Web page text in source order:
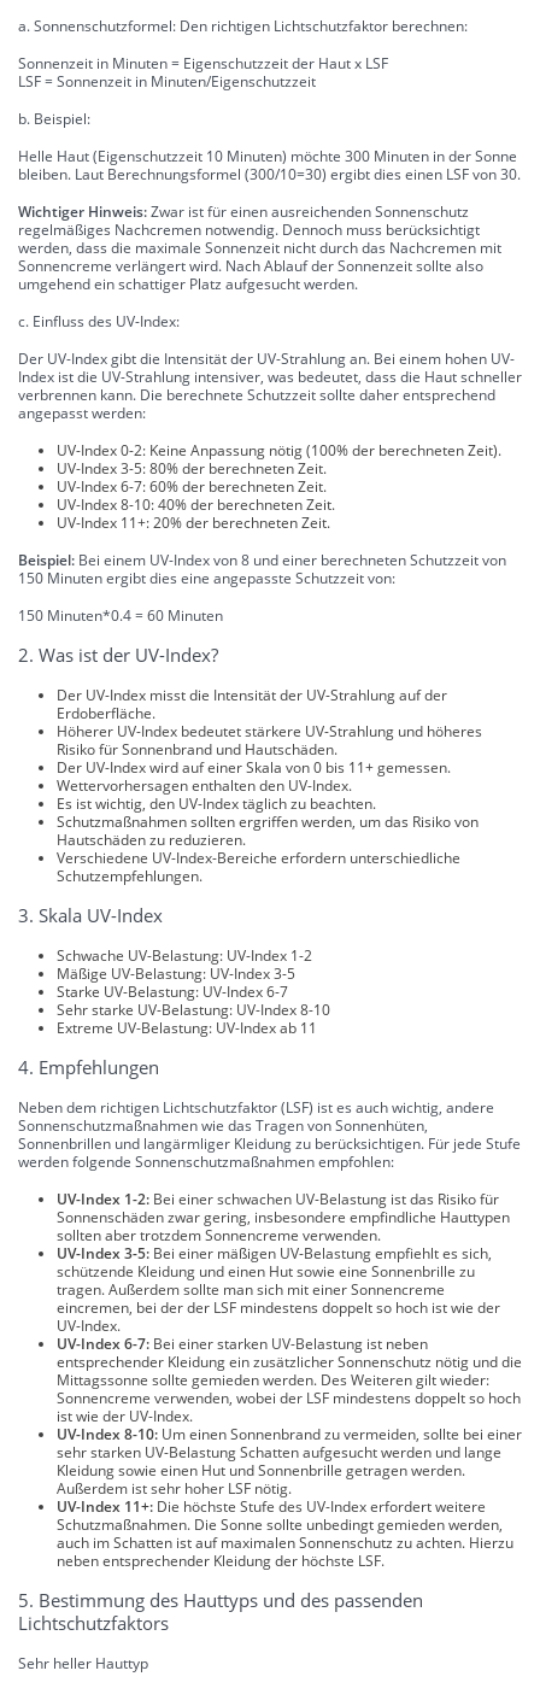
a. Sonnenschutzformel: Den richtigen Lichtschutzfaktor berechnen:
Sonnenzeit in Minuten = Eigenschutzzeit der Haut x LSF
LSF = Sonnenzeit in Minuten/Eigenschutzzeit
b. Beispiel:
Helle Haut (Eigenschutzzeit 10 Minuten) möchte 300 Minuten in der Sonne
bleiben. Laut Berechnungsformel (300/10=30) ergibt dies einen LSF von 30.
Wichtiger Hinweis:Zwar ist für einen ausreichenden Sonnenschutz
regelmäßiges Nachcremen notwendig. Dennoch muss berücksichtigt
werden, dass die maximale Sonnenzeit nicht durch das Nachcremen mit
Sonnencreme verlängert wird. Nach Ablauf der Sonnenzeit sollte also
umgehend ein schattiger Platz aufgesucht werden.
c. Einfluss des UV-Index:
Der UV-Index gibt die Intensität der UV-Strahlung an. Bei einem hohen UV-
Index ist die UV-Strahlung intensiver, was bedeutet, dass die Haut schneller
verbrennen kann. Die berechnete Schutzzeit sollte daher entsprechend
angepasst werden:
UV-Index 0-2: Keine Anpassung nötig (100% der berechneten Zeit).
UV-Index 3-5: 80% der berechneten Zeit.
UV-Index 6-7: 60% der berechneten Zeit.
UV-Index 8-10: 40% der berechneten Zeit.
UV-Index 11+: 20% der berechneten Zeit.
Beispiel: Bei einem UV-Index von 8 und einer berechneten Schutzzeit von
150 Minuten ergibt dies eine angepasste Schutzzeit von:
150 Minuten*0.4 = 60 Minuten
2. Was ist der UV-Index?
Der UV-Index misst die Intensität der UV-Strahlung auf der
Erdoberfläche.
Höherer UV-Index bedeutet stärkere UV-Strahlung und höheres
Risiko für Sonnenbrand und Hautschäden.
Der UV-Index wird auf einer Skala von 0 bis 11+ gemessen.
Wettervorhersagen enthalten den UV-Index.
Es ist wichtig, den UV-Index täglich zu beachten.
Schutzmaßnahmen sollten ergriffen werden, um das Risiko von
Hautschäden zu reduzieren.
Verschiedene UV-Index-Bereiche erfordern unterschiedliche
Schutzempfehlungen.
3. Skala UV-Index
Schwache UV-Belastung: UV-Index 1-2
Mäßige UV-Belastung: UV-Index 3-5
Starke UV-Belastung: UV-Index 6-7
Sehr starke UV-Belastung: UV-Index 8-10
Extreme UV-Belastung: UV-Index ab 11
4. Empfehlungen
Neben dem richtigen Lichtschutzfaktor (LSF) ist es auch wichtig, andere
Sonnenschutzmaßnahmen wie das Tragen von Sonnenhüten,
Sonnenbrillen und langärmliger Kleidung zu berücksichtigen. Für jede Stufe
werden folgende Sonnenschutzmaßnahmen empfohlen:
UV-Index 1-2: Bei einer schwachen UV-Belastung ist das Risiko für
Sonnenschäden zwar gering, insbesondere empfindliche Hauttypen
sollten aber trotzdem Sonnencreme verwenden.
UV-Index 3-5: Bei einer mäßigen UV-Belastung empfiehlt es sich,
schützende Kleidung und einen Hut sowie eine Sonnenbrille zu
tragen. Außerdem sollte man sich mit einer Sonnencreme
eincremen, bei der der LSF mindestens doppelt so hoch ist wie der
UV-Index.
UV-Index 6-7: Bei einer starken UV-Belastung ist neben
entsprechender Kleidung ein zusätzlicher Sonnenschutz nötig und die
Mittagssonne sollte gemieden werden. Des Weiteren gilt wieder:
Sonnencreme verwenden, wobei der LSF mindestens doppelt so hoch
ist wie der UV-Index.
UV-Index 8-10: Um einen Sonnenbrand zu vermeiden, sollte bei einer
sehr starken UV-Belastung Schatten aufgesucht werden und lange
Kleidung sowie einen Hut und Sonnenbrille getragen werden.
Außerdem ist sehr hoher LSF nötig.
UV-Index 11+: Die höchste Stufe des UV-Index erfordert weitere
Schutzmaßnahmen. Die Sonne sollte unbedingt gemieden werden,
auch im Schatten ist auf maximalen Sonnenschutz zu achten. Hierzu
neben entsprechender Kleidung der höchste LSF.
5. Bestimmung des Hauttyps und des passenden
Lichtschutzfaktors
Sehr heller Hauttyp